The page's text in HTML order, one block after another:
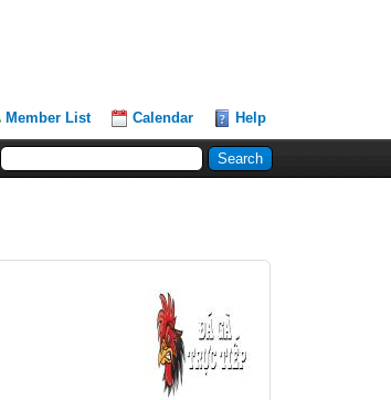
Member List Calendar Help